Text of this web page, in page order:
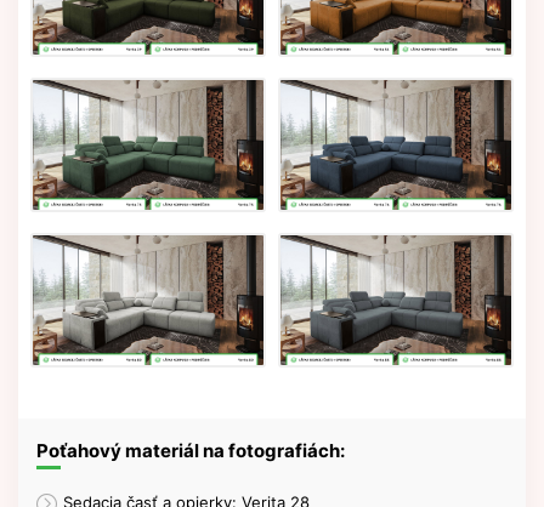
Poťahový materiál na fotografiách:
Sedacia časť a opierky: Verita 28